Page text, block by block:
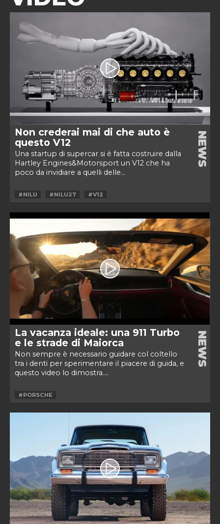
Non crederai mai di che auto è
questo V12
Una startup di supercar si è fatta costruire dalla
Hartley Engines&Motorsport un V12 che ha
poco da invidiare a quelli delle...
NEWS
#NILU #NILU27 #V12
La vacanza ideale: una 911 Turbo
e le strade di Maiorca
Non sempre è necessario guidare col coltello
tra i denti per sperimentare il piacere di guida, e
questo video lo dimostra....
NEWS
#PORSCHE